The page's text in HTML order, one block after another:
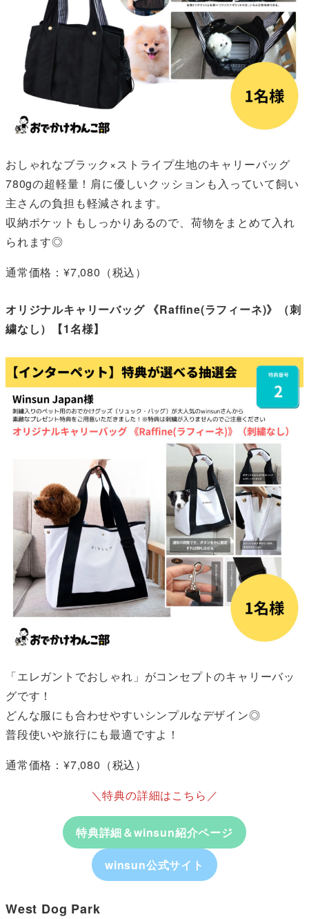
おしゃれなブラック×ストライプ生地のキャリーバッグ
780gの超軽量！肩に優しいクッションも入っていて飼い
主さんの負担も軽減されます。
収納ポケットもしっかりあるので、荷物をまとめて入れ
られます◎
通常価格：¥7,080（税込）
オリジナルキャリーバッグ 《Raffine(ラフィーネ)》（刺
繍なし）【1名様】
「エレガントでおしゃれ」がコンセプトのキャリーバッ
グです！
どんな服にも合わせやすいシンプルなデザイン◎
普段使いや旅行にも最適ですよ！
通常価格：¥7,080（税込）
＼特典の詳細はこちら／
特典詳細＆winsun紹介ページ
winsun公式サイト
West Dog Park